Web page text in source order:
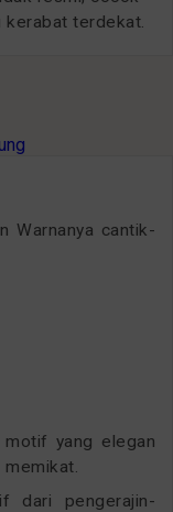
kerabat terdekat.
Warnanya cantik-
yang elegan
dari pengerajin-